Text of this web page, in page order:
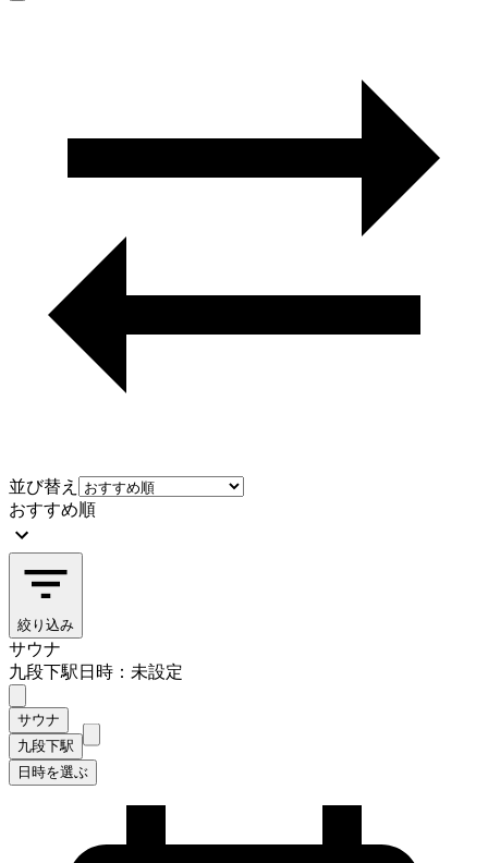
並び替え
おすすめ順
絞り込み
サウナ
九段下駅日時：未設定
サウナ
九段下駅
日時を選ぶ